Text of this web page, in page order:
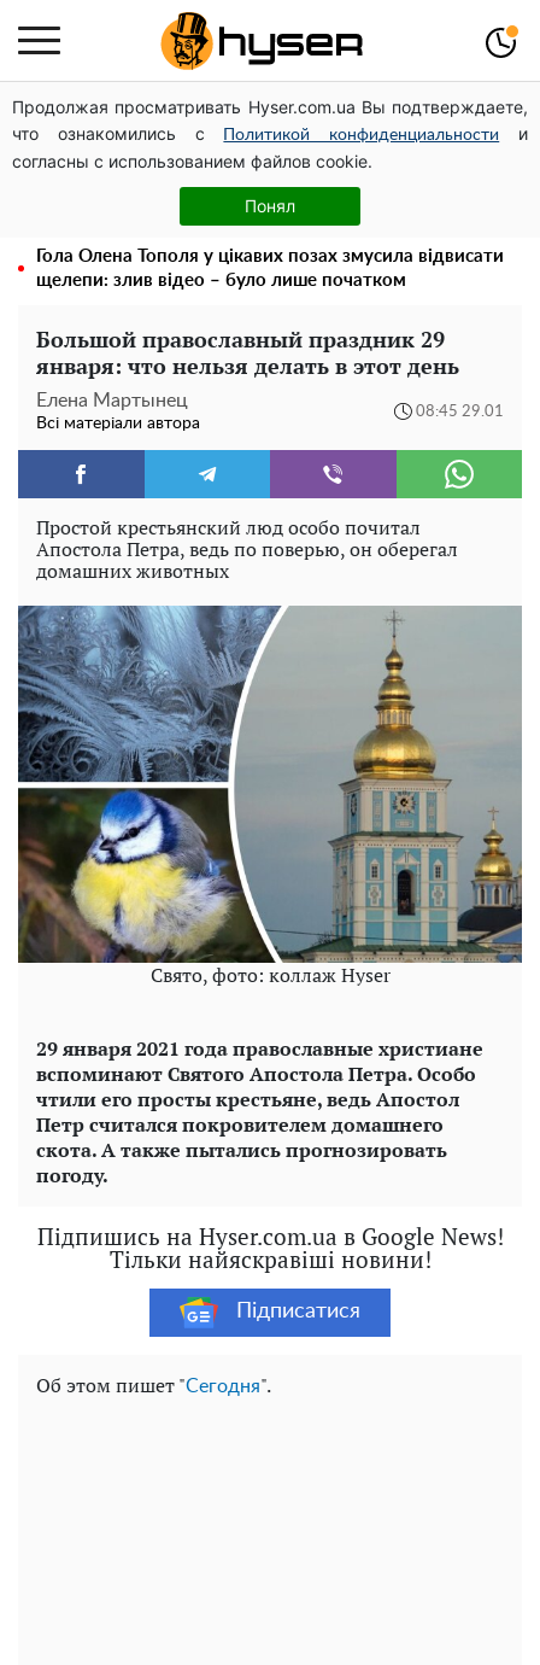
Продолжая просматривать Hyser.com.ua Вы подтверждаете,
что ознакомились с
Политикой конфиденциальности
и
согласны с использованием файлов cookie.
Понял
Чи може Поштова площа стати головною точкою
входу до історичного Києва
Павло Прудніков та його дивовижна кар'єра від актора
у російському театрі до номінанта у керівники
Федерації профспілок
Гола Олена Тополя у цікавих позах змусила відвисати
щелепи: злив відео – було лише початком
Большой православный праздник 29
января: что нельзя делать в этот день
Елена Мартынец
Всі матеріали автора
08:45 29.01
Простой крестьянский люд особо почитал
Апостола Петра, ведь по поверью, он оберегал
домашних животных
Свято, фото: коллаж Hyser
29 января 2021 года православные христиане
вспоминают Святого Апостола Петра. Особо
чтили его просты крестьяне, ведь Апостол
Петр считался покровителем домашнего
скота. А также пытались прогнозировать
погоду.
Підпишись на Hyser.com.ua в Google News!
Тільки найяскравіші новини!
Підписатися
Об этом пишет "Сегодня".